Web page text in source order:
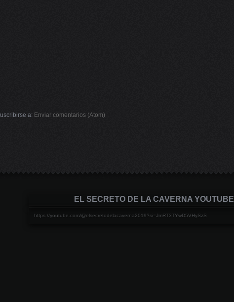
a: Enviar comentarios (Atom)
EL SECRETO DE LA CAVERNA YOUTUBE
https://youtube.com/@elsecretodelacaverna2019?si=JmRT3TYwD5VHySzS